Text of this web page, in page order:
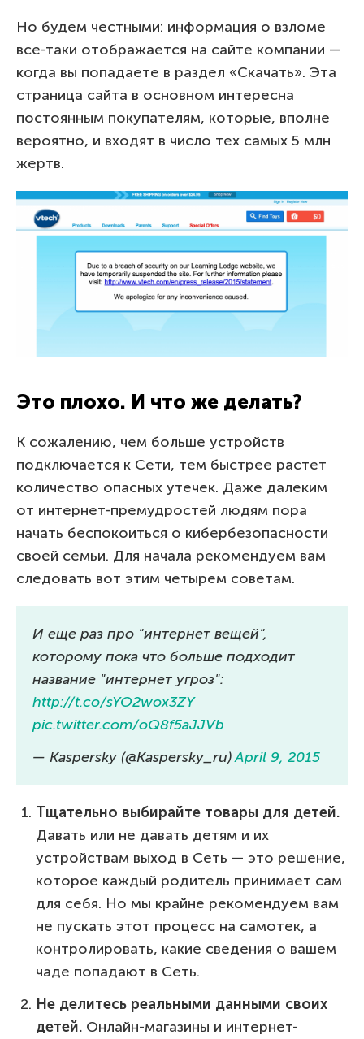
Но будем честными: информация о взломе
все-таки отображается на сайте компании —
когда вы попадаете в раздел «Скачать». Эта
страница сайта в основном интересна
постоянным покупателям, которые, вполне
вероятно, и входят в число тех самых 5 млн
жертв.
Это плохо. И что же делать?
К сожалению, чем больше устройств
подключается к Сети, тем быстрее растет
количество опасных утечек. Даже далеким
от интернет-премудростей людям пора
начать беспокоиться о кибербезопасности
своей семьи. Для начала рекомендуем вам
следовать вот этим четырем советам.
И еще раз про "интернет вещей",
которому пока что больше подходит
название "интернет угроз":
http://t.co/sYO2wox3ZY
pic.twitter.com/oQ8f5aJJVb
— Kaspersky (@Kaspersky_ru)April 9, 2015
Тщательно выбирайте товары для детей.
Давать или не давать детям и их
устройствам выход в Сеть — это решение,
которое каждый родитель принимает сам
для себя. Но мы крайне рекомендуем вам
не пускать этот процесс на самотек, а
контролировать, какие сведения о вашем
чаде попадают в Сеть.
Не делитесь реальными данными своих
детей. Онлайн-магазины и интернет-